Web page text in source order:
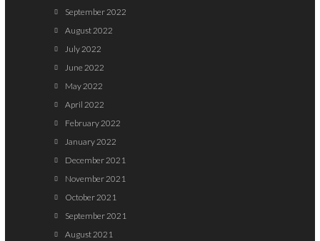
September 2022
August 2022
July 2022
June 2022
May 2022
April 2022
February 2022
January 2022
December 2021
November 2021
October 2021
September 2021
August 2021